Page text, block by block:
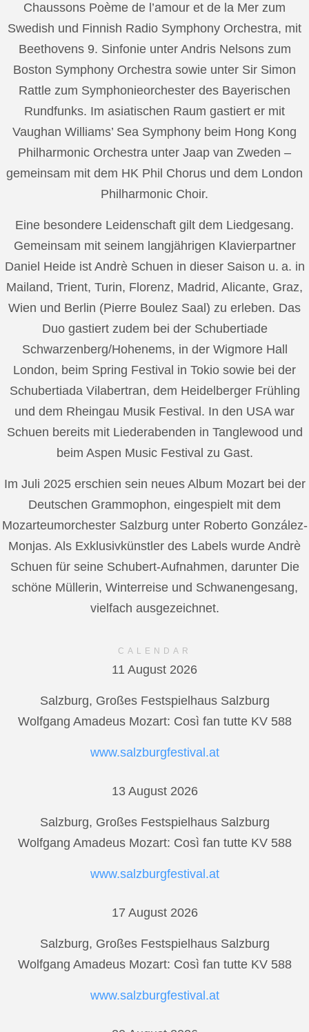
Chaussons Poème de l’amour et de la Mer zum
Swedish und Finnish Radio Symphony Orchestra, mit
Beethovens 9. Sinfonie unter Andris Nelsons zum
Boston Symphony Orchestra sowie unter Sir Simon
Rattle zum Symphonieorchester des Bayerischen
Rundfunks. Im asiatischen Raum gastiert er mit
Vaughan Williams’ Sea Symphony beim Hong Kong
Philharmonic Orchestra unter Jaap van Zweden –
gemeinsam mit dem HK Phil Chorus und dem London
Philharmonic Choir.
Eine besondere Leidenschaft gilt dem Liedgesang.
Gemeinsam mit seinem langjährigen Klavierpartner
Daniel Heide ist Andrè Schuen in dieser Saison u. a. in
Mailand, Trient, Turin, Florenz, Madrid, Alicante, Graz,
Wien und Berlin (Pierre Boulez Saal) zu erleben. Das
Duo gastiert zudem bei der Schubertiade
Schwarzenberg/Hohenems, in der Wigmore Hall
London, beim Spring Festival in Tokio sowie bei der
Schubertiada Vilabertran, dem Heidelberger Frühling
und dem Rheingau Musik Festival. In den USA war
Schuen bereits mit Liederabenden in Tanglewood und
beim Aspen Music Festival zu Gast.
Im Juli 2025 erschien sein neues Album Mozart bei der
Deutschen Grammophon, eingespielt mit dem
Mozarteumorchester Salzburg unter Roberto González-
Monjas. Als Exklusivkünstler des Labels wurde Andrè
Schuen für seine Schubert-Aufnahmen, darunter Die
schöne Müllerin, Winterreise und Schwanengesang,
vielfach ausgezeichnet.
CALENDAR
11 August 2026
Salzburg, Großes Festspielhaus Salzburg
Wolfgang Amadeus Mozart: Così fan tutte KV 588
www.salzburgfestival.at
13 August 2026
Salzburg, Großes Festspielhaus Salzburg
Wolfgang Amadeus Mozart: Così fan tutte KV 588
www.salzburgfestival.at
17 August 2026
Salzburg, Großes Festspielhaus Salzburg
Wolfgang Amadeus Mozart: Così fan tutte KV 588
www.salzburgfestival.at